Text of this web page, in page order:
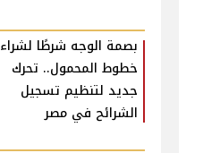
بصمة الوجه شرطًا لشراء
خطوط المحمول.. تحرك
جديد لتنظيم تسجيل
الشرائح في مصر